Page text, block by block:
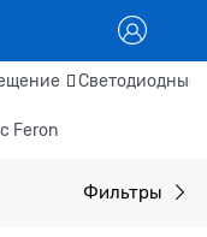
Светодиодные
Feron
Фильтры